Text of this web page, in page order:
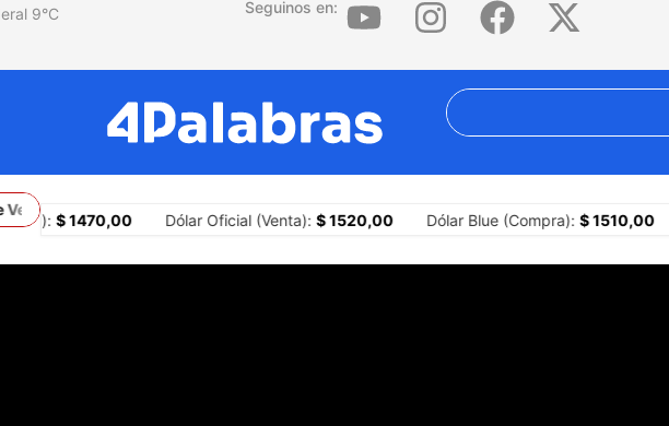
9°C Seguinos en:
y el gobierno respondió con represión Ceuta: la realidad ahogó el rumor digital
$ 1470,00 Dólar Oficial (Venta):$ 1520,00 Dólar Blue (Compra):$ 1510,00